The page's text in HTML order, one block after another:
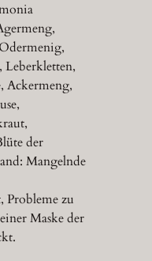
Ackermeng,
der
Mangelnde
zu
Maske der